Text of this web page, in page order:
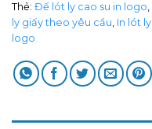
Thẻ: Đế lót ly cao su in logo,
ly giấy theo yêu cầu, In lót
logo